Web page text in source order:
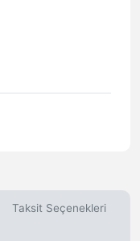
Taksit Seçenekleri